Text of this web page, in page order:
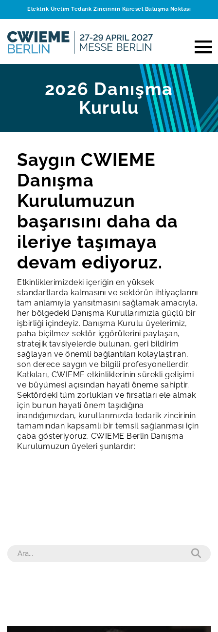
Elektrik Üretim Tedarik Zincirinin Küresel Buluşma Noktası
2026 Danışma
Kurulu
Saygın CWIEME
Danışma
Kurulumuzun
başarısını daha da
ileriye taşımaya
devam ediyoruz.
Etkinliklerimizdeki içeriğin en yüksek
standartlarda kalmasını ve sektörün ihtiyaçlarını
tam anlamıyla yansıtmasını sağlamak amacıyla,
her bölgedeki Danışma Kurullarımızla güçlü bir
işbirliği içindeyiz. Danışma Kurulu üyelerimiz,
paha biçilmez sektör içgörülerini paylaşan,
stratejik tavsiyelerde bulunan, geri bildirim
sağlayan ve önemli bağlantıları kolaylaştıran,
son derece saygın ve bilgili profesyonellerdir.
Katkıları, CWIEME etkinliklerinin sürekli gelişimi
ve büyümesi açısından hayati öneme sahiptir.
Sektördeki tüm zorlukları ve fırsatları ele almak
için bunun hayati önem taşıdığına
inandığımızdan, kurullarımızda tedarik zincirinin
tamamından kapsamlı bir temsil sağlanması için
çaba gösteriyoruz. CWIEME Berlin Danışma
Kurulumuzun üyeleri şunlardır: